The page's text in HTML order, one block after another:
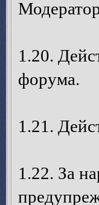
1.20.
форума.
1.21.
1.22. За